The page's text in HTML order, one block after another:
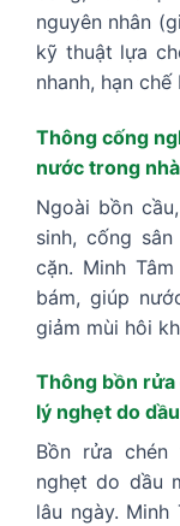
nguyên nhân
kỹ thuật lựa
nhanh, hạn
Thông cống
nước trong nhà
Ngoài bồn
sinh, cống
cặn. Minh
bám, giúp
giảm mùi hôi
Thông bồn
lý nghẹt do
Bồn rửa
nghẹt do dầu
lâu ngày.